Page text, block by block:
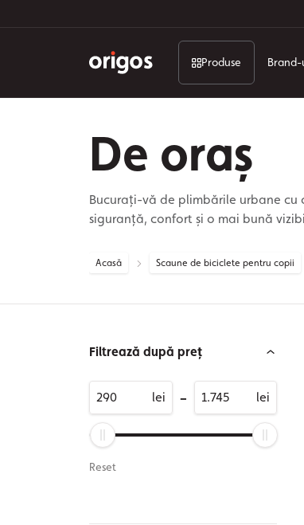
Produse Brand-
De oraș
Bucurați-vă de plimbările urbane cu
siguranță, confort și o mai bună
Acasă Scaune de biciclete pentru copii
Filtrează după preț
lei - lei
Reset